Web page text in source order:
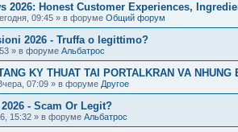
2026: Honest Customer Experiences,
09:45 » в форуме Общий форум
2026 - Truffa o legittimo?
» в форуме Альбатрос
KY THUAT TAI PORTALKRAN VA NHUNG
07:09 » в форуме Другое
- Scam Or Legit?
15:32 » в форуме Альбатрос